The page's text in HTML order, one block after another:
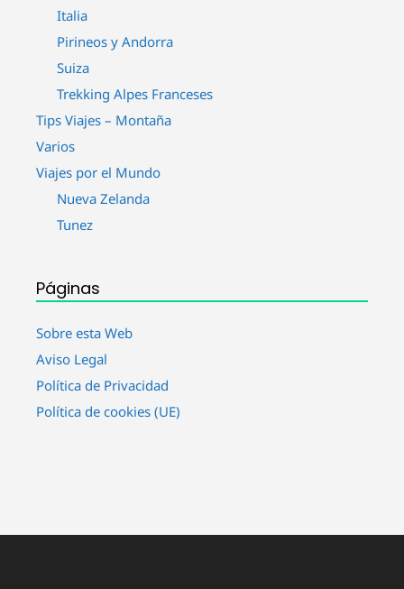
Italia
Pirineos y Andorra
Suiza
Trekking Alpes Franceses
Tips Viajes – Montaña
Varios
Viajes por el Mundo
Nueva Zelanda
Tunez
Páginas
Sobre esta Web
Aviso Legal
Política de Privacidad
Política de cookies (UE)